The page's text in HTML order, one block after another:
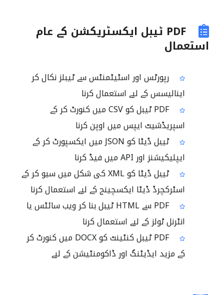
PDF ٹیبل ایکسٹریکشن کے عام
استعمال
رپورٹس اور اسٹیٹمنٹس سے ٹیبلز نکال کر
اینالیسس کے لیے استعمال کرنا
PDF ٹیبل کو CSV میں کنورٹ کر کے
اسپریڈشیٹ ایپس میں اوپن کرنا
ٹیبل ڈیٹا کو JSON میں ایکسپورٹ کر کے
ایپلیکیشنز اور API میں فیڈ کرنا
ٹیبل ڈیٹا کو XML کی شکل میں سیو کر کے
اسٹرکچرڈ ڈیٹا ایکسچینج کے لیے استعمال کرنا
PDF سے HTML ٹیبل بنا کر ویب سائٹس یا
انٹرنل ٹولز کے لیے استعمال کرنا
PDF ٹیبل کنٹینٹ کو DOCX میں کنورٹ کر
کے مزید ایڈیٹنگ اور ڈاکومنٹیشن کے لیے